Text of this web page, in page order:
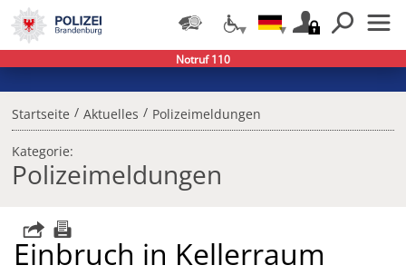
Startseite / Aktuelles / Polizeimeldungen
Kategorie:
Polizeimeldungen
Einbruch in Kellerraum
Notruf 110